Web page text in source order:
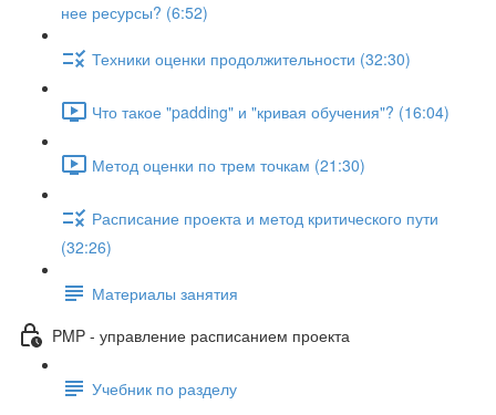
нее ресурсы? (6:52)
Техники оценки продолжительности (32:30)
Что такое "padding" и "кривая обучения"? (16:04)
Метод оценки по трем точкам (21:30)
Расписание проекта и метод критического пути
(32:26)
Материалы занятия
PMP - управление расписанием проекта
Учебник по разделу